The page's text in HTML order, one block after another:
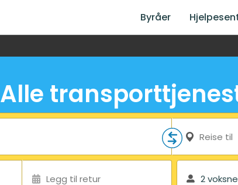
Byråer
Alle
Reise til
Legg til retur 2 voksne